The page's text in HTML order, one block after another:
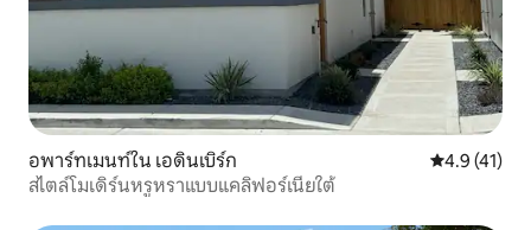
อพาร์ทเมนท์ใน เอดินเบิร์ก คะแนนเฉลี่ย
4.9 (41)
สไตล์โมเดิร์นหรูหราแบบแคลิฟอร์เนียใต้